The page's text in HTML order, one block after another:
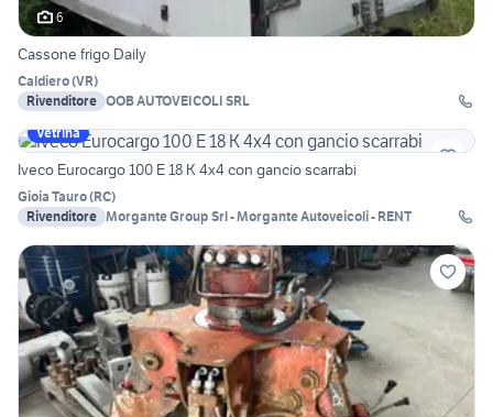
6
Cassone frigo Daily
Caldiero(VR)
Rivenditore OOB AUTOVEICOLI SRL
Vetrina
Iveco Eurocargo 100 E 18 K 4x4 con gancio scarrabi
Gioia Tauro(RC)
Rivenditore Morgante Group Srl - Morgante Autoveicoli - RENT